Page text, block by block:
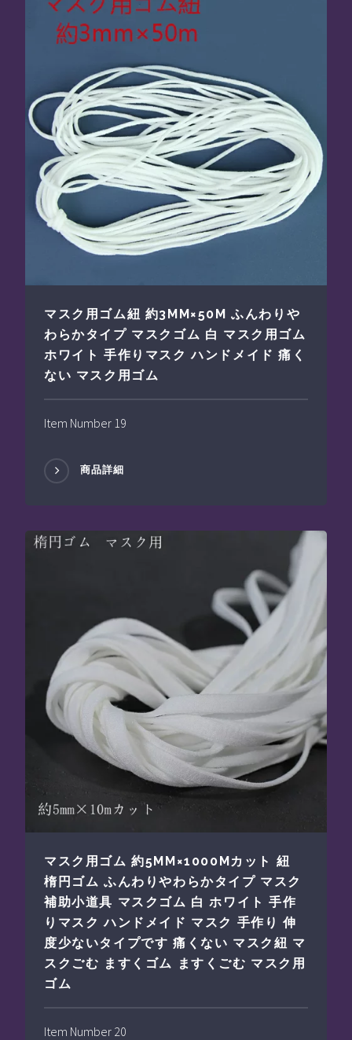
マスク用ゴム紐 約3MM×50M ふんわりや
わらかタイプ マスクゴム 白 マスク用ゴム
ホワイト 手作りマスク ハンドメイド 痛く
ない マスク用ゴム
Item Number 19
商品詳細
マスク用ゴム 約5MM×1000Mカット 紐
楕円ゴム ふんわりやわらかタイプ マスク
補助小道具 マスクゴム 白 ホワイト 手作
りマスク ハンドメイド マスク 手作り 伸
度少ないタイプです 痛くない マスク紐 マ
スクごむ ますくゴム ますくごむ マスク用
ゴム
Item Number 20